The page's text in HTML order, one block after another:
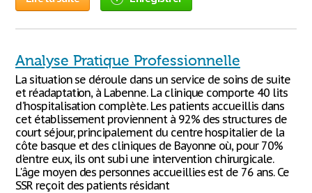
Analyse Pratique Professionnelle
La situation se déroule dans un service de soins de suite
et réadaptation, à Labenne. La clinique comporte 40 lits
d'hospitalisation complète. Les patients accueillis dans
cet établissement proviennent à 92% des structures de
court séjour, principalement du centre hospitalier de la
côte basque et des cliniques de Bayonne où, pour 70%
d'entre eux, ils ont subi une intervention chirurgicale.
L'âge moyen des personnes accueillies est de 76 ans. Ce
SSR reçoit des patients résidant